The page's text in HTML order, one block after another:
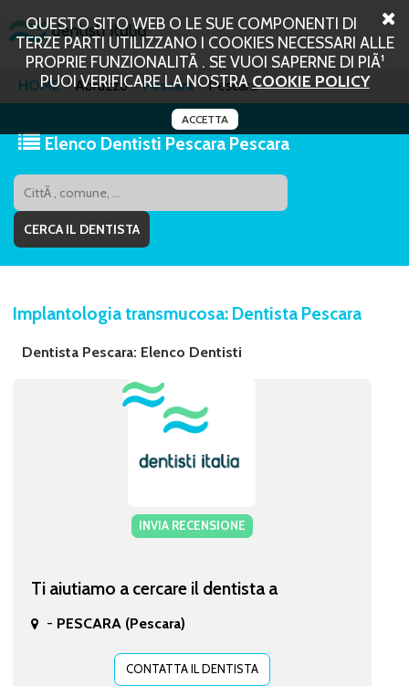
QUESTO SITO WEB O LE SUE COMPONENTI DI
TERZE PARTI UTILIZZANO I COOKIES NECESSARI ALLE
PROPRIE FUNZIONALITÃ . SE VUOI SAPERNE DI PIÃ¹
PUOI VERIFICARE LA NOSTRACOOKIE POLICY
ACCETTA
HOME Abruzzo Pescara Pescara
Elenco Dentisti Pescara Pescara
Implantologia transmucosa: Dentista Pescara
Dentista Pescara: Elenco Dentisti
INVIA RECENSIONE
Ti aiutiamo a cercare il dentista a
- PESCARA (Pescara)
CONTATTA IL DENTISTA